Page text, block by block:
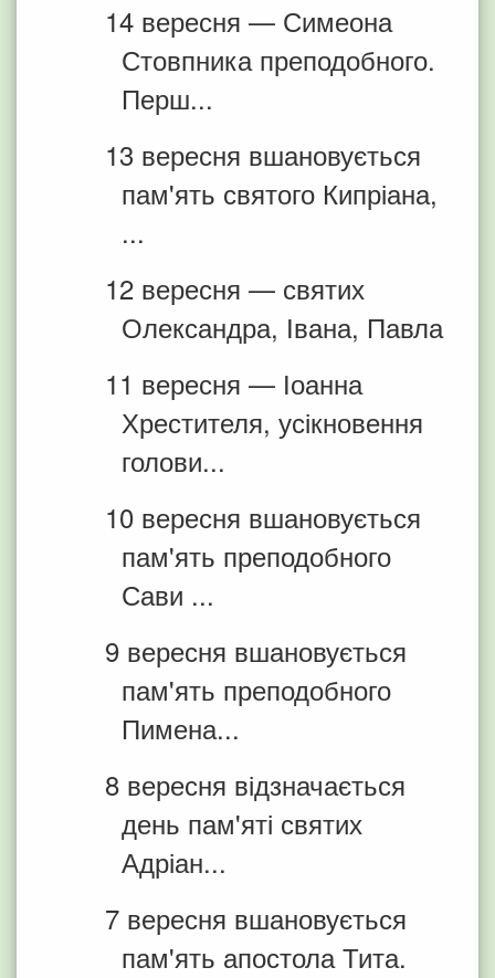
14 вересня — Симеона
Стовпника преподобного.
Перш...
13 вересня вшановується
пам'ять святого Кипріана,
...
12 вересня — святих
Олександра, Івана, Павла
11 вересня — Іоанна
Хрестителя, усікновення
голови...
10 вересня вшановується
пам'ять преподобного
Сави ...
9 вересня вшановується
пам'ять преподобного
Пимена...
8 вересня відзначається
день пам'яті святих
Адріан...
7 вересня вшановується
пам'ять апостола Тита.